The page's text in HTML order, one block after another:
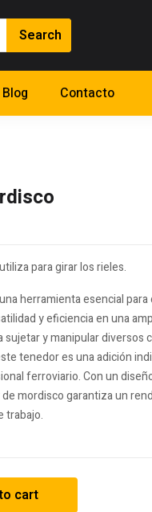
Blog Contacto
para girar los rieles.
herramienta esencial
y eficiencia en una
sujetar y manipular diversos
tenedor es una adición
ferroviario. Con un
mordisco garantiza un
trabajo.
cart